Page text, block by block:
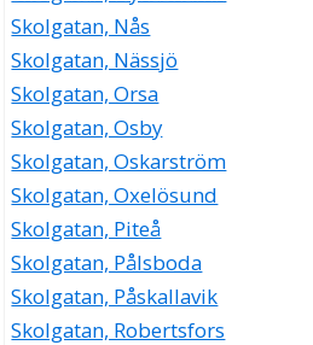
Skolgatan, Nås
Skolgatan, Nässjö
Skolgatan, Orsa
Skolgatan, Osby
Skolgatan, Oskarström
Skolgatan, Oxelösund
Skolgatan, Piteå
Skolgatan, Pålsboda
Skolgatan, Påskallavik
Skolgatan, Robertsfors